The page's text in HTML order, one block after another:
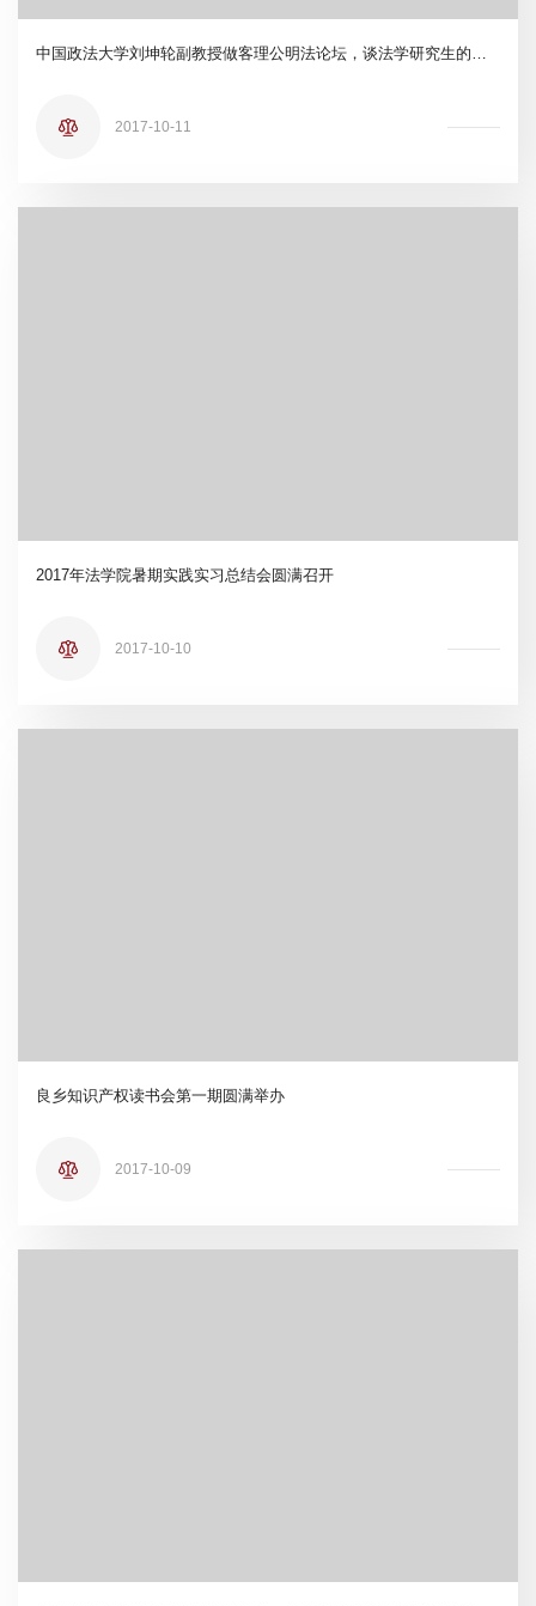
中国政法大学刘坤轮副教授做客理公明法论坛，谈法学研究生的现状与未来
2017-10-11
2017年法学院暑期实践实习总结会圆满召开
2017-10-10
良乡知识产权读书会第一期圆满举办
2017-10-09